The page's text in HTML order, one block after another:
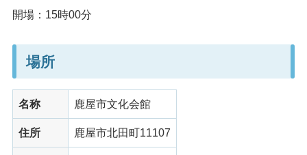
開場：15時00分
場所
名称 鹿屋市文化会館
住所 鹿屋市北田町11107